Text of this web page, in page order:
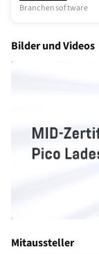
Messpunkt
Branchensoftware
Bilder und Videos
Mitaussteller